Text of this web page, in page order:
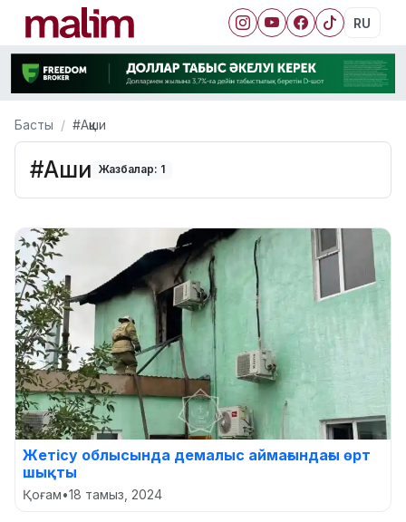
RU
Басты #Ақши
#Ақши Жазбалар: 1
Жетісу облысында демалыс аймағындағы өрт
шықты
Қоғам•18 тамыз, 2024